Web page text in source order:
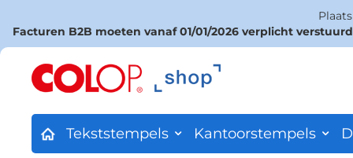
Facturen B2B moeten vanaf 01/01/2026 verplicht
Ga
Tekststempels Kantoorstempels